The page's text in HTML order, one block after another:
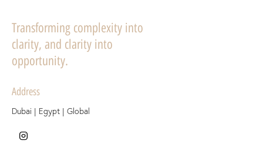
Transforming complexity into
clarity, and clarity into
opportunity.
Address
Dubai | Egypt | Global